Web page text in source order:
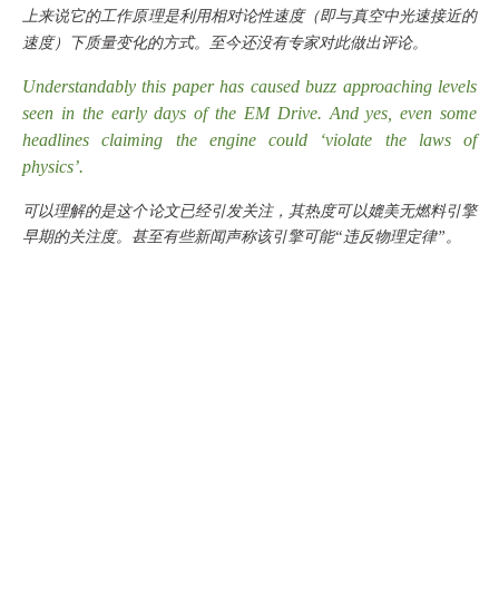
上来说它的工作原理是利用相对论性速度（即与真空中光速接近的
速度）下质量变化的方式。至今还没有专家对此做出评论。
Understandably this paper has caused buzz approaching levels
seen in the early days of the EM Drive. And yes, even some
headlines claiming the engine could ‘violate the laws of
physics’.
可以理解的是这个论文已经引发关注，其热度可以媲美无燃料引擎
早期的关注度。甚至有些新闻声称该引擎可能“违反物理定律”。